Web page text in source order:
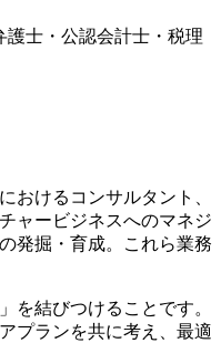
護士・公認会計士・税理
おけるコンサルタント、
ャービジネスへのマネジ
発掘・育成。これら業務
を結びつけることです。
プランを共に考え、最適